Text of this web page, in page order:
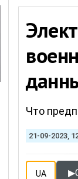
Что
21-09-2023,
UA ▶